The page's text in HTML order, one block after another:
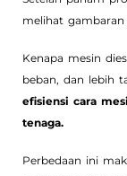
melihat gambaran
Kenapa mesin
beban, dan lebih
efisiensi cara
tenaga.
Perbedaan ini